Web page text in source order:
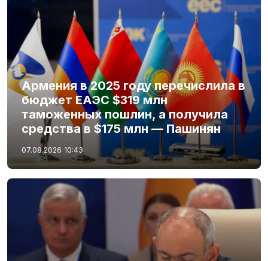
Армения в 2025 году перечислила в
бюджет ЕАЭС $319 млн
таможенных пошлин, а получила
средства в $175 млн — Пашинян
07.08.2026 10:43